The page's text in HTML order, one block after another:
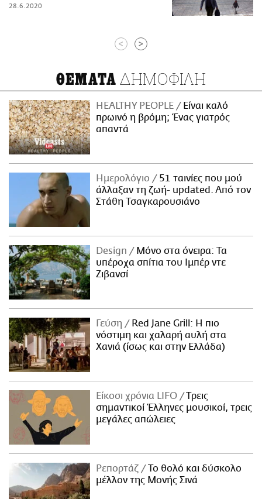
28.6.2020
< >
ΘΕΜΑΤΑ ΔΗΜΟΦΙΛΗ
HEALTHY PEOPLE
Είναι καλό
πρωινό η βρόμη; Ένας γιατρός
απαντά
Ημερολόγιο
51 ταινίες που μού
άλλαξαν τη ζωή- updated. Aπό τον
Στάθη Τσαγκαρουσιάνο
Design
Μόνο στα όνειρα: Τα
υπέροχα σπίτια του Ιμπέρ ντε
Ζιβανσί
Γεύση
Red Jane Grill: Η πιο
νόστιμη και χαλαρή αυλή στα
Χανιά (ίσως και στην Ελλάδα)
Είκοσι χρόνια LIFO
Tρεις
σημαντικοί Έλληνες μουσικοί, τρεις
μεγάλες απώλειες
Ρεπορτάζ
Το θολό και δύσκολο
μέλλον της Μονής Σινά